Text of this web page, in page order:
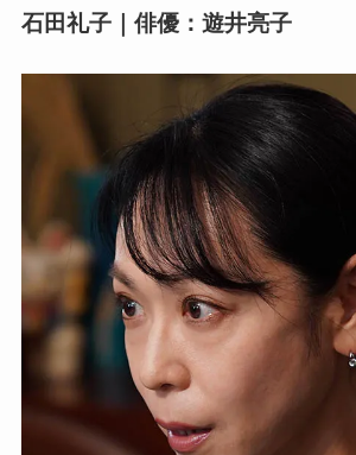
石田礼子｜俳優：遊井亮子